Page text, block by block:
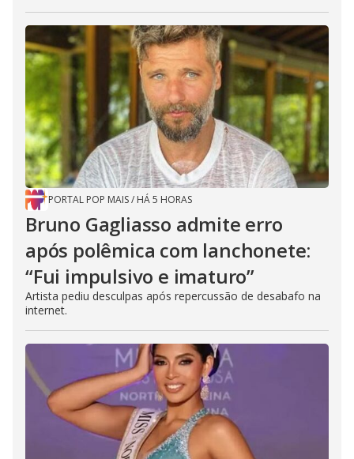
PORTAL POP MAIS/ HÁ 5 HORAS
Bruno Gagliasso admite erro
após polêmica com lanchonete:
“Fui impulsivo e imaturo”
Artista pediu desculpas após repercussão de desabafo na
internet.